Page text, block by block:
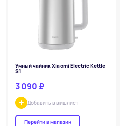
Умный чайник Xiaomi Electric Kettle
S1
3 090 ₽
Добавить в вишлист
Перейти в магазин